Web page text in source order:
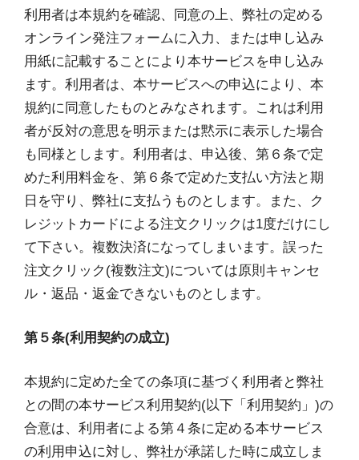
利用者は本規約を確認、同意の上、弊社の定める
オンライン発注フォームに入力、または申し込み
用紙に記載することにより本サービスを申し込み
ます。利用者は、本サービスへの申込により、本
規約に同意したものとみなされます。これは利用
者が反対の意思を明示または黙示に表示した場合
も同様とします。利用者は、申込後、第６条で定
めた利用料金を、第６条で定めた支払い方法と期
日を守り、弊社に支払うものとします。また、ク
レジットカードによる注文クリックは1度だけにし
て下さい。複数決済になってしまいます。誤った
注文クリック(複数注文)については原則キャンセ
ル・返品・返金できないものとします。
第５条(利用契約の成立)
本規約に定めた全ての条項に基づく利用者と弊社
との間の本サービス利用契約(以下「利用契約」)の
合意は、利用者による第４条に定める本サービス
の利用申込に対し、弊社が承諾した時に成立しま